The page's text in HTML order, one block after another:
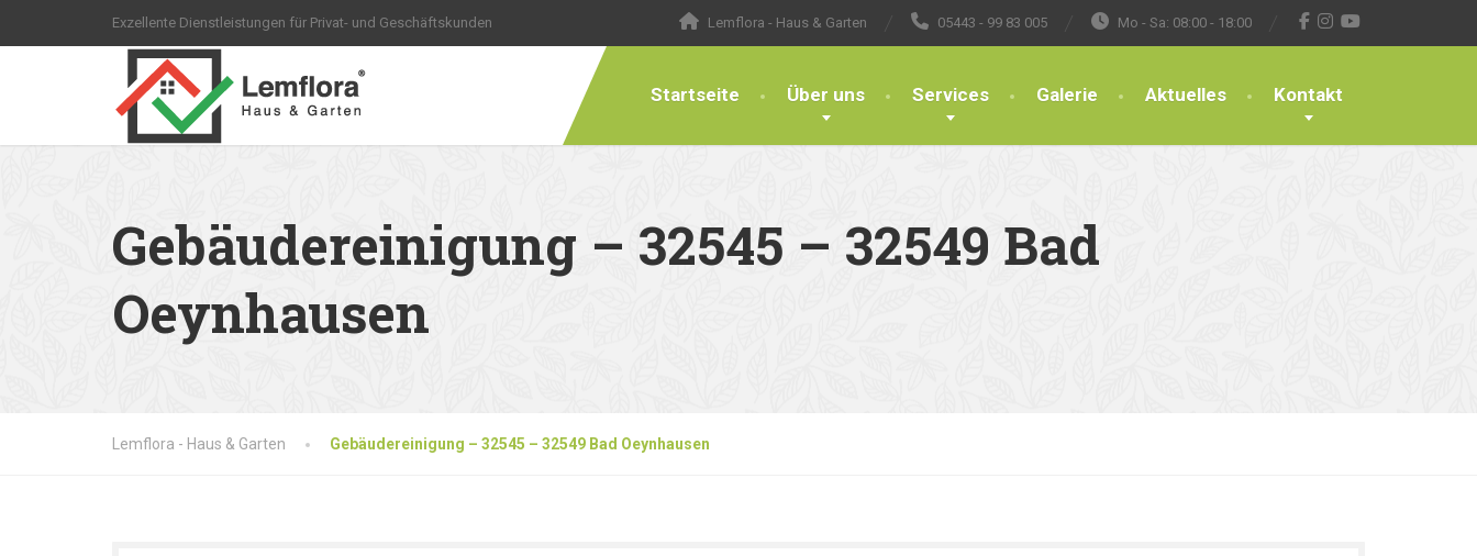
Exzellente Dienstleistungen für Privat- und Geschäftskunden Lemflora - Haus & Garten 05443 - 99 83 005 Mo - Sa: 08:00 - 18:00
Startseite Über uns Services Galerie Aktuelles Kontakt
Gebäudereinigung – 32545 – 32549 Bad
Oeynhausen
Lemflora - Haus & Garten Gebäudereinigung – 32545 – 32549 Bad Oeynhausen